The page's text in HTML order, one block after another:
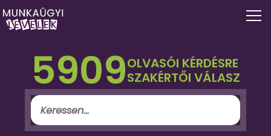
5909OLVASÓI KÉRDÉSRE
SZAKÉRTŐI VÁLASZ